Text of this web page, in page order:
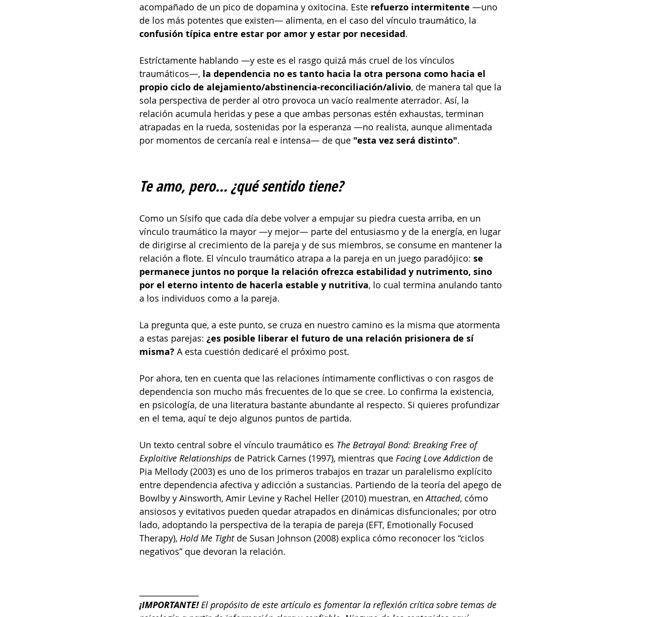
acompañado de un pico de dopamina y oxitocina. Este refuerzo intermitente —uno
de los más potentes que existen— alimenta, en el caso del vínculo traumático, la
confusión típica entre estar por amor y estar por necesidad.
Estríctamente hablando —y este es el rasgo quizá más cruel de los vínculos
traumáticos—, la dependencia no es tanto hacia la otra persona como hacia el
propio ciclo de alejamiento/abstinencia-reconciliación/alivio, de manera tal que la
sola perspectiva de perder al otro provoca un vacío realmente aterrador. Así, la
relación acumula heridas y pese a que ambas personas estén exhaustas, terminan
atrapadas en la rueda, sostenidas por la esperanza —no realista, aunque alimentada
por momentos de cercanía real e intensa— de que "esta vez será distinto".
Te amo, pero... ¿qué sentido tiene?
Como un Sísifo que cada día debe volver a empujar su piedra cuesta arriba, en un
vínculo traumático la mayor —y mejor— parte del entusiasmo y de la energía, en lugar
de dirigirse al crecimiento de la pareja y de sus miembros, se consume en mantener la
relación a flote. El vínculo traumático atrapa a la pareja en un juego paradójico: se
permanece juntos no porque la relación ofrezca estabilidad y nutrimento, sino
por el eterno intento de hacerla estable y nutritiva, lo cual termina anulando tanto
a los individuos como a la pareja.
La pregunta que, a este punto, se cruza en nuestro camino es la misma que atormenta
a estas parejas: ¿es posible liberar el futuro de una relación prisionera de sí
misma? A esta cuestión dedicaré el próximo post.
Por ahora, ten en cuenta que las relaciones íntimamente conflictivas o con rasgos de
dependencia son mucho más frecuentes de lo que se cree. Lo confirma la existencia,
en psicología, de una literatura bastante abundante al respecto. Si quieres profundizar
en el tema, aquí te dejo algunos puntos de partida.
Un texto central sobre el vínculo traumático es The Betrayal Bond: Breaking Free of
Exploitive Relationships de Patrick Carnes (1997), mientras que Facing Love Addiction de
Pia Mellody (2003) es uno de los primeros trabajos en trazar un paralelismo explícito
entre dependencia afectiva y adicción a sustancias. Partiendo de la teoría del apego de
Bowlby y Ainsworth, Amir Levine y Rachel Heller (2010) muestran, en Attached, cómo
ansiosos y evitativos pueden quedar atrapados en dinámicas disfuncionales; por otro
lado, adoptando la perspectiva de la terapia de pareja (EFT, Emotionally Focused
Therapy), Hold Me Tight de Susan Johnson (2008) explica cómo reconocer los “ciclos
negativos” que devoran la relación.
¡IMPORTANTE! El propósito de este artículo es fomentar la reflexión crítica sobre temas de